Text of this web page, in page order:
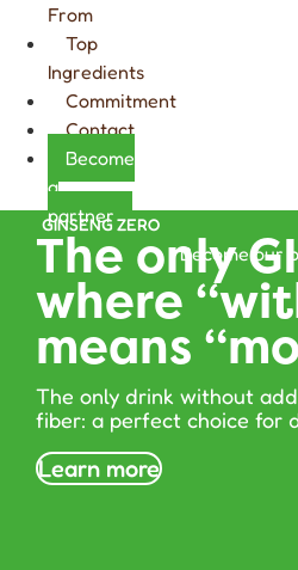
From
Top
Ingredients
Commitment
Contact
Become
a
partner
Become our
GINSENG ZERO
The only
where
means
The only drink without
fiber: a perfect choice for
Learn more